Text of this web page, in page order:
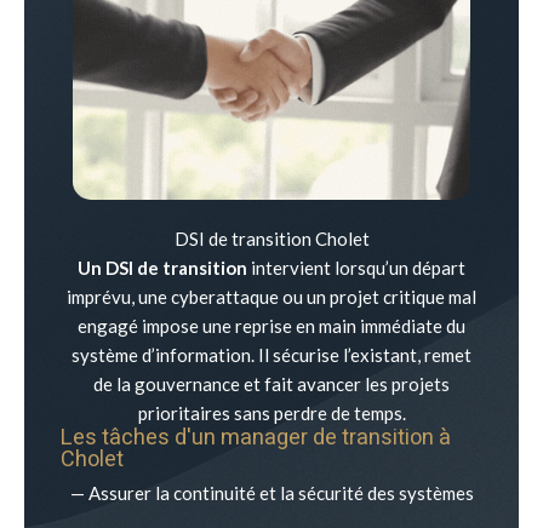
DSI de transition Cholet
Un DSI de transition intervient lorsqu’un départ
imprévu, une cyberattaque ou un projet critique mal
engagé impose une reprise en main immédiate du
système d’information. Il sécurise l’existant, remet
de la gouvernance et fait avancer les projets
prioritaires sans perdre de temps.
Les tâches d'un manager de transition à
Cholet
— Assurer la continuité et la sécurité des systèmes